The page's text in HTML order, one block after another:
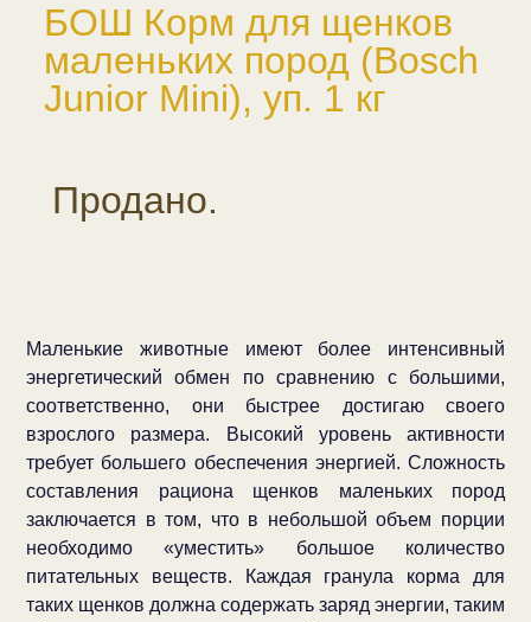
БОШ Корм для щенков
маленьких пород (Bosch
Junior Mini), уп. 1 кг
Продано.
Маленькие животные имеют более интенсивный
энергетический обмен по сравнению с большими,
соответственно, они быстрее достигаю своего
взрослого размера. Высокий уровень активности
требует большего обеспечения энергией. Сложность
составления рациона щенков маленьких пород
заключается в том, что в небольшой объем порции
необходимо «уместить» большое количество
питательных веществ. Каждая гранула корма для
таких щенков должна содержать заряд энергии, таким